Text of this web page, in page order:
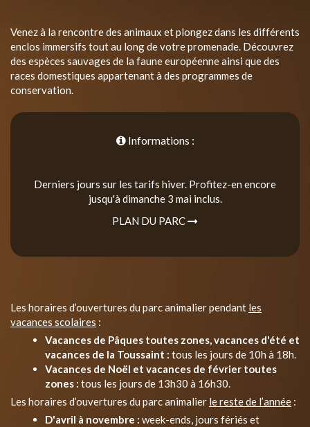
Venez à la rencontre des animaux et plongez dans les différents
enclos immersifs tout au long de votre promenade. Découvrez
des espèces sauvages de la faune européenne ainsi que des
races domestiques appartenant à des programmes de
conservation.
Informations :
Derniers jours sur les tarifs hiver. Profitez-en encore
jusqu'à dimanche 3 mai inclus.
PLAN DU PARC
Les horaires d’ouvertures du parc animalier pendant les
vacances scolaires :
Vacances de Pâques toutes zones, vacances d'été et
vacances de la Toussaint : tous les jours de 10h à 18h.
Vacances de Noël et vacances de février toutes
zones : tous les jours de 13h30 à 16h30.
Les horaires d’ouvertures du parc animalier le reste de l’année :
D'avril à novembre : week-ends, jours fériés et